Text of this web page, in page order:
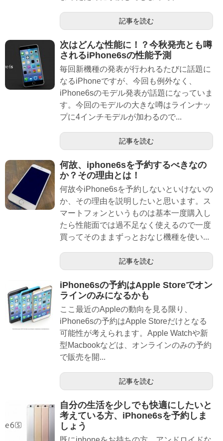
記事を読む
次はどんな性能に！？今秋発売とも噂
されるiPhone6sの性能予測
毎回新機種の発表が行われるたびに話題に
なるiPhoneですが、今回も例外なく、
iPhone6sのモデル発表が話題になっていま
す。今回のモデルの大きな噂はラインナッ
プに4インチモデルが加わるので...
記事を読む
何故、iphone6sを予約するべきなの
か？その理由とは！
何故今iPhone6sを予約しないといけないの
か、その理由を説明したいと思います。ス
マートフォンというものは基本一度購入し
たら性能面では過不足なく使えるので一度
買ってそのままずっとおなじ機種を使い...
記事を読む
iPhone6sの予約はApple Storeでオン
ラインのみになるかも
ここ最近のAppleの動向を見る限り、
iPhone6sの予約はApple Storeだけとなる
可能性が考えられます。Apple Watchや新
型Macbookなどは、オンラインのみの予約
で販売を開...
記事を読む
自分の生活を少しでも快適にしたいと
考えている方、iPhone6sを予約しま
しょう